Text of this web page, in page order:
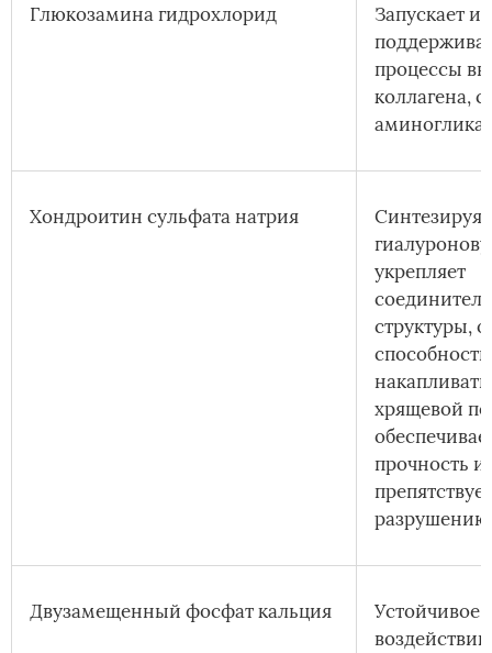
Глюкозамина гидрохлорид
Запускает и
процессы
коллагена,
Хондроитин сульфата натрия
Синтезируя
укрепляет
структуры,
хрящевой
прочность и
препятствует
Двузамещенный фосфат кальция
Устойчивое
воздействию